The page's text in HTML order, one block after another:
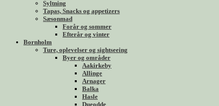
Syltning
Tapas, Snacks og appetizers
Sæsonmad
Forår og sommer
Efterår og vinter
Bornholm
Ture, oplevelser og sightseeing
Byer og områder
Aakirkeby
Allinge
Arnager
Balka
Hasle
Dueodde